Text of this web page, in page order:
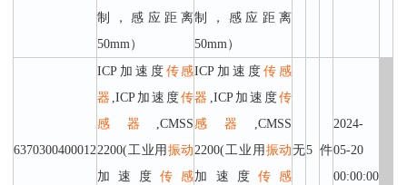
制，感应距离
50mm）
制，感应距离
50mm）
6370300400012
ICP加速度传感
器 ,ICP加速度传
感器 ,CMSS
2200(工业用振动
加速度传感
ICP加速度传感
器 ,ICP加速度传
感器 ,CMSS
2200(工业用振动
加速度传感
无5 件
2024-
05-20
00:00:00